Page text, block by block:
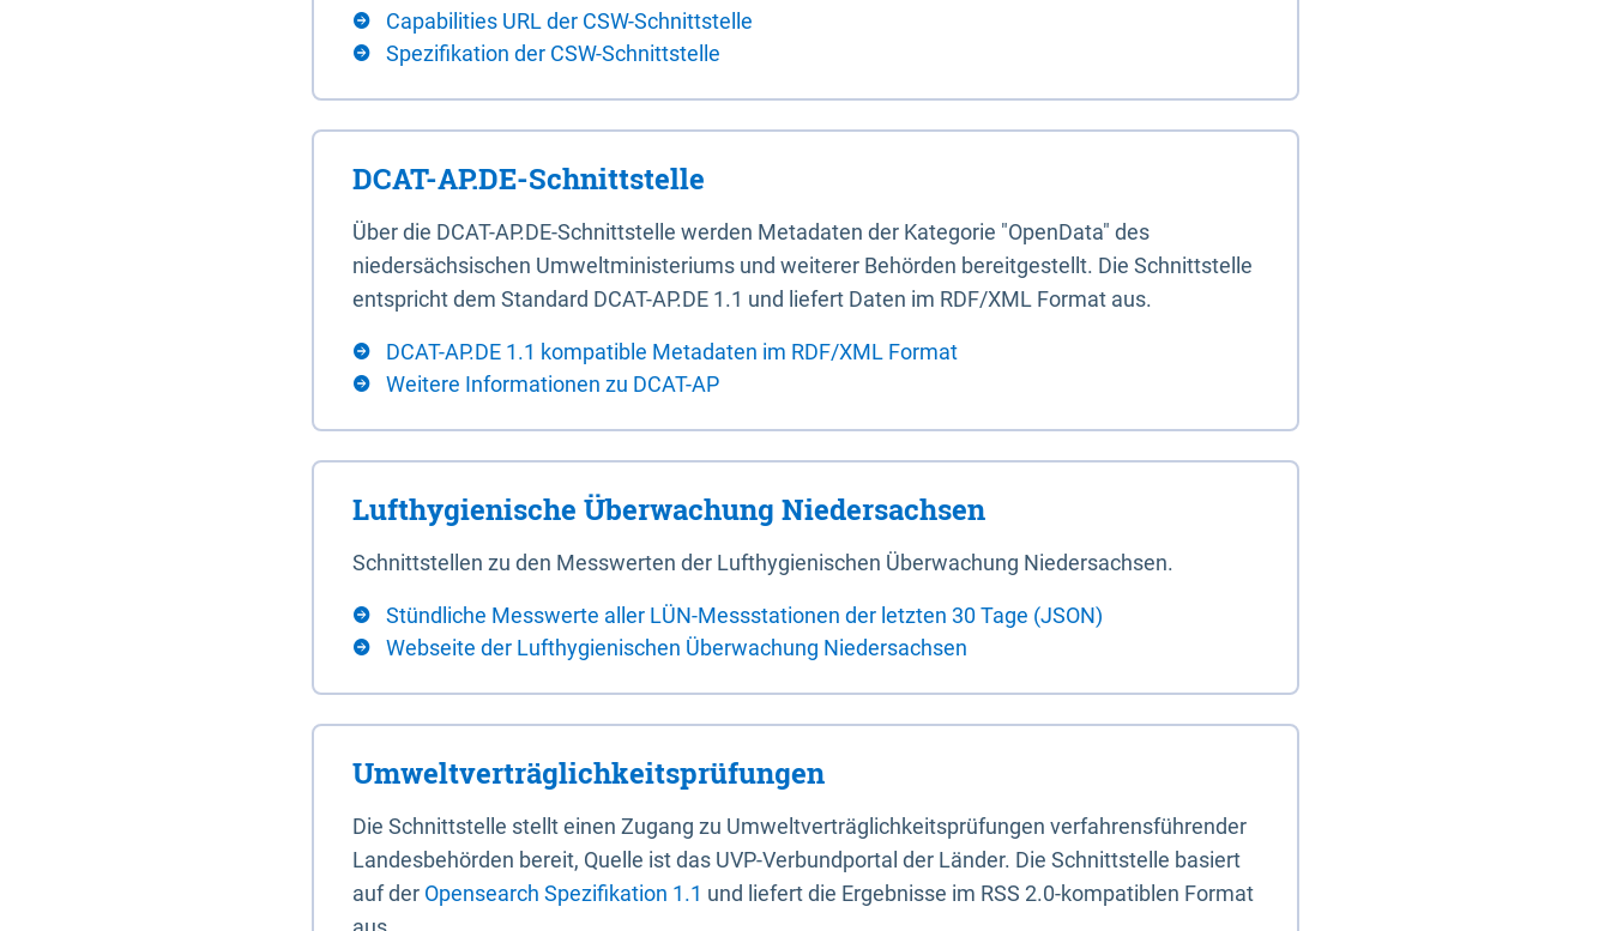
Capabilities URL der CSW-Schnittstelle
Spezifikation der CSW-Schnittstelle
DCAT-AP.DE-Schnittstelle
Über die DCAT-AP.DE-Schnittstelle werden Metadaten der Kategorie "OpenData" des
niedersächsischen Umweltministeriums und weiterer Behörden bereitgestellt. Die Schnittstelle
entspricht dem Standard DCAT-AP.DE 1.1 und liefert Daten im RDF/XML Format aus.
DCAT-AP.DE 1.1 kompatible Metadaten im RDF/XML Format
Weitere Informationen zu DCAT-AP
Lufthygienische Überwachung Niedersachsen
Schnittstellen zu den Messwerten der Lufthygienischen Überwachung Niedersachsen.
Stündliche Messwerte aller LÜN-Messstationen der letzten 30 Tage (JSON)
Webseite der Lufthygienischen Überwachung Niedersachsen
Umweltverträglichkeitsprüfungen
Die Schnittstelle stellt einen Zugang zu Umweltverträglichkeitsprüfungen verfahrensführender
Landesbehörden bereit, Quelle ist das UVP-Verbundportal der Länder. Die Schnittstelle basiert
auf der Opensearch Spezifikation 1.1 und liefert die Ergebnisse im RSS 2.0-kompatiblen Format